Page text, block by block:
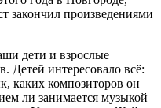
закончил произведениями
дети и взрослые
Детей интересовало всё:
каких композиторов он
ли занимается музыкой